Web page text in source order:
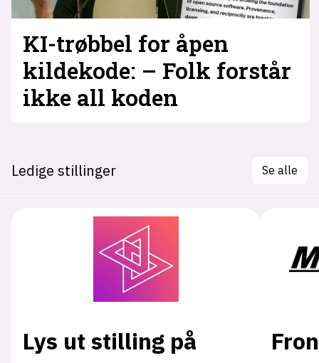
KI-trøbbel for åpen
kildekode: – Folk forstår
ikke all koden
Ledige stillinger Se alle
Lys ut stilling på